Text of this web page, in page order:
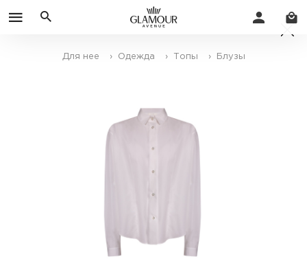
Для нее › Одежда › Топы › Блузы